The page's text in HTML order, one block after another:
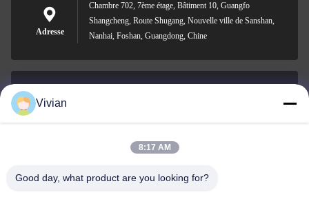
Adresse
Chambre 702, 7ème étage, Bâtiment 10, Guangfo
Shangcheng, Route Shugang, Nouvelle ville de Sanshan,
Nanhai, Foshan, Guangdong, Chine
0086-158-1879-0524
Vivian
8:17 AM
Good day, what product are you looking for?